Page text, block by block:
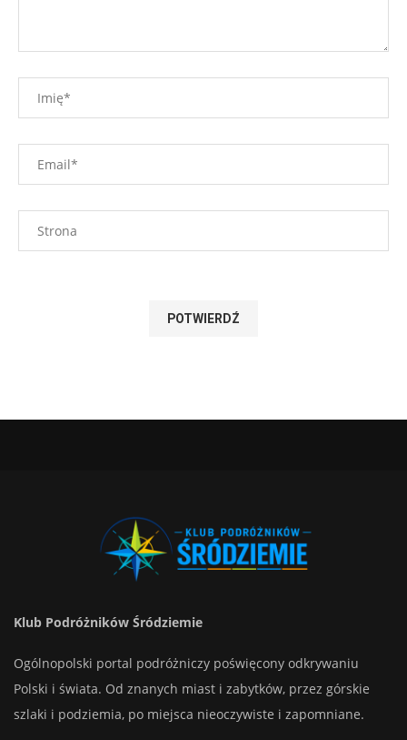
Klub Podróżników Śródziemie
Ogólnopolski portal podróżniczy poświęcony odkrywaniu
Polski i świata. Od znanych miast i zabytków, przez górskie
szlaki i podziemia, po miejsca nieoczywiste i zapomniane.